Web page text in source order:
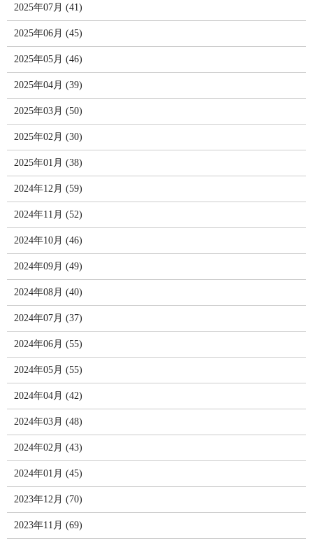
2025年07月 (41)
2025年06月 (45)
2025年05月 (46)
2025年04月 (39)
2025年03月 (50)
2025年02月 (30)
2025年01月 (38)
2024年12月 (59)
2024年11月 (52)
2024年10月 (46)
2024年09月 (49)
2024年08月 (40)
2024年07月 (37)
2024年06月 (55)
2024年05月 (55)
2024年04月 (42)
2024年03月 (48)
2024年02月 (43)
2024年01月 (45)
2023年12月 (70)
2023年11月 (69)